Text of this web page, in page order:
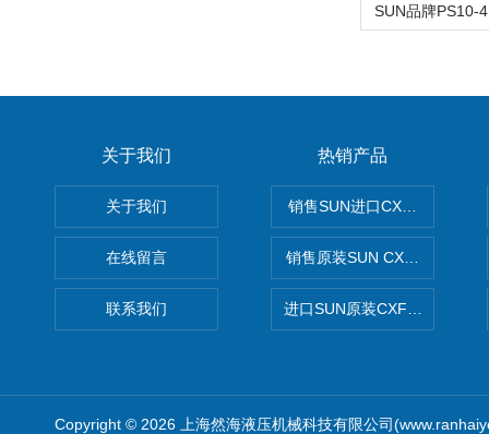
关于我们
关于我们
在线留言
联系我们
热销产品
销售SUN进口CXGDXCN插
销售原装SUN CXJAXCN全
进口SUN原装CXFAXCN导压
Copyright © 2026 上海然海液压机械科技有限公司